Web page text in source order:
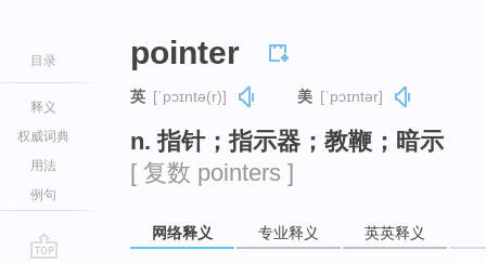
目录
释义
权威词典
用法
例句
pointer
英 [ˈpɔɪntə(r)] 美 [ˈpɔɪntər]
n. 指针；指示器；教鞭；暗示
[ 复数 pointers ]
网络释义 专业释义 英英释义